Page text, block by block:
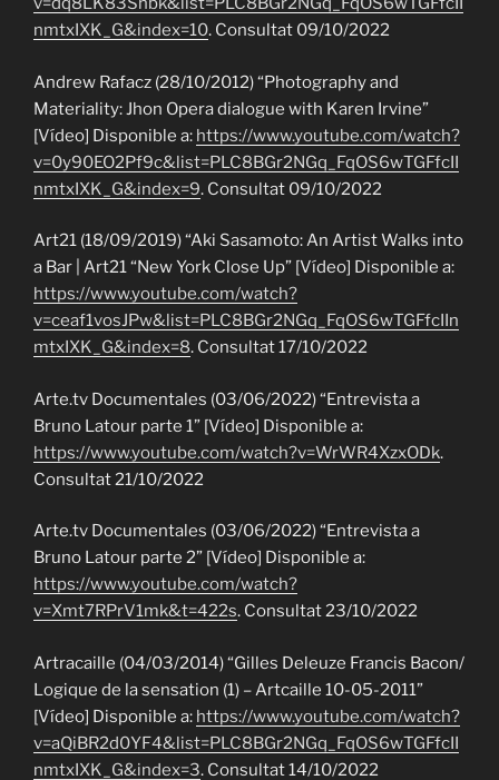
nmtxIXK_G&index=10. Consultat 09/10/2022
Andrew Rafacz (28/10/2012) “Photography and
Materiality: Jhon Opera dialogue with Karen Irvine”
[Vídeo] Disponible a: https://www.youtube.com/watch?
v=0y90EO2Pf9c&list=PLC8BGr2NGq_FqOS6wTGFfcII
nmtxIXK_G&index=9. Consultat 09/10/2022
Art21 (18/09/2019) “Aki Sasamoto: An Artist Walks into
a Bar | Art21 “New York Close Up” [Vídeo] Disponible a:
https://www.youtube.com/watch?
v=ceaf1vosJPw&list=PLC8BGr2NGq_FqOS6wTGFfcIIn
mtxIXK_G&index=8. Consultat 17/10/2022
Arte.tv Documentales (03/06/2022) “Entrevista a
Bruno Latour parte 1” [Vídeo] Disponible a:
https://www.youtube.com/watch?v=WrWR4XzxODk.
Consultat 21/10/2022
Arte.tv Documentales (03/06/2022) “Entrevista a
Bruno Latour parte 2” [Vídeo] Disponible a:
https://www.youtube.com/watch?
v=Xmt7RPrV1mk&t=422s. Consultat 23/10/2022
Artracaille (04/03/2014) “Gilles Deleuze Francis Bacon/
Logique de la sensation (1) – Artcaille 10-05-2011”
[Vídeo] Disponible a: https://www.youtube.com/watch?
v=aQiBR2d0YF4&list=PLC8BGr2NGq_FqOS6wTGFfcII
nmtxIXK_G&index=3. Consultat 14/10/2022